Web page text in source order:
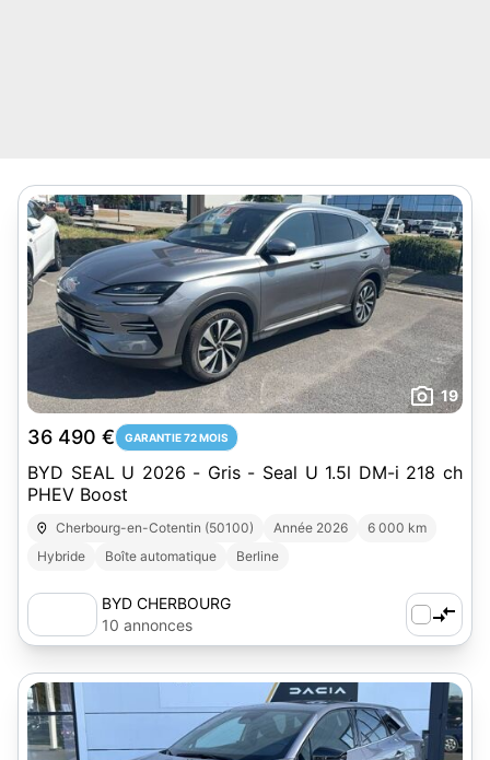
19
36 490 € GARANTIE 72 MOIS
BYD SEAL U 2026 - Gris - Seal U 1.5l DM-i 218 ch
PHEV Boost
Cherbourg-en-Cotentin (50100) Année 2026
6 000 km
Hybride
Boîte automatique Berline
BYD CHERBOURG
10 annonces